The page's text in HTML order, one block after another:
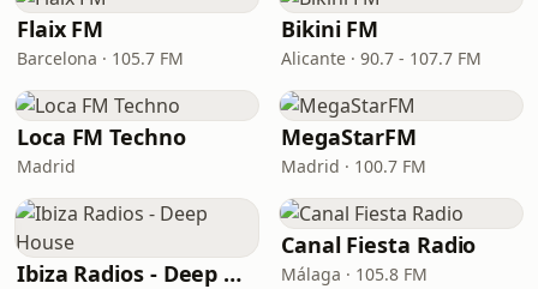
Flaix FM
Barcelona · 105.7 FM
Bikini FM
Alicante · 90.7 - 107.7 FM
Loca FM Techno
Madrid
MegaStarFM
Madrid · 100.7 FM
Ibiza Radios - Deep House
Canal Fiesta Radio
Málaga · 105.8 FM